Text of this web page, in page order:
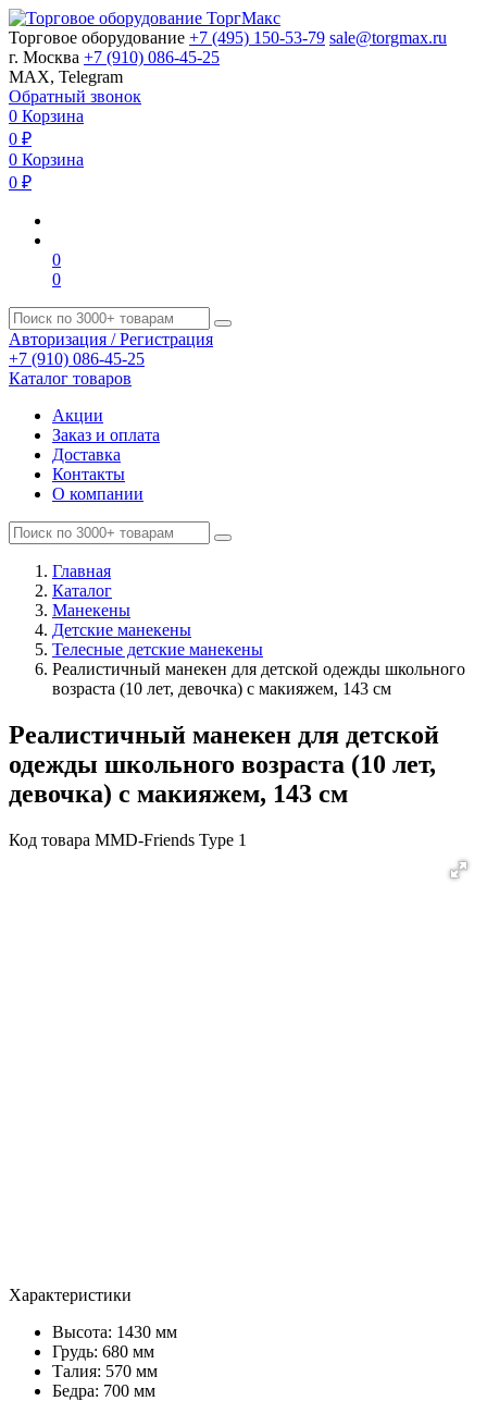
Торговое оборудование +7 (495) 150-53-79 sale@torgmax.ru
г. Москва +7 (910) 086-45-25
MAX, Telegram
Обратный звонок
0 Корзина
0 ₽
0 Корзина
0 ₽
0
0
Авторизация / Регистрация
+7 (910) 086-45-25
Каталог товаров
Акции
Заказ и оплата
Доставка
Контакты
О компании
Главная
Каталог
Манекены
Детские манекены
Телесные детские манекены
Реалистичный манекен для детской одежды школьного
возраста (10 лет, девочка) с макияжем, 143 см
Реалистичный манекен для детской
одежды школьного возраста (10 лет,
девочка) с макияжем, 143 см
Код товара MMD-Friends Type 1
Характеристики
Высота: 1430 мм
Грудь: 680 мм
Талия: 570 мм
Бедра: 700 мм